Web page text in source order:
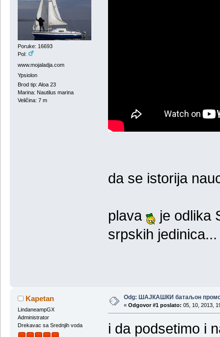
Poruke: 16693
Pol:
www.mojaladja.com
Ypsiolon
Brod tip: Aloa 23
Marina: Nautilus marina
Veličina: 7 m
da se istorija
plava
je odlika
srpskih jedinica...
Kapetan
LindaneampGX
Administrator
Drekavac sa Srednjih voda
Odg: ШАЈКАШКИ батаљон
« Odgovor #1 poslato: 05, 10, 2013,
i da podsetimo i